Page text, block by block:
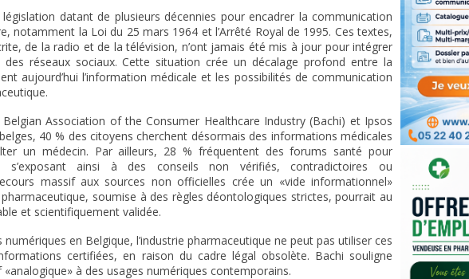
datant de plusieurs décennies pour encadrer la communication
notamment la Loi du 25 mars 1964 et l’Arrêté Royal de 1995. Ces textes,
de la radio et de la télévision, n’ont jamais été mis à jour pour intégrer
réseaux sociaux. Cette situation crée un décalage profond entre la
aujourd’hui l’information médicale et les possibilités de communication
Association of the Consumer Healthcare Industry (Bachi) et Ipsos
40 % des citoyens cherchent désormais des informations médicales
un médecin. Par ailleurs, 28 % fréquentent des forums santé pour
s’exposant ainsi à des conseils non vérifiés, contradictoires ou
massif aux sources non officielles crée un «vide informationnel»
soumise à des règles déontologiques strictes, pourrait au
et scientifiquement validée.
en Belgique, l’industrie pharmaceutique ne peut pas utiliser ces
certifiées, en raison du cadre légal obsolète. Bachi souligne
«analogique» à des usages numériques contemporains.